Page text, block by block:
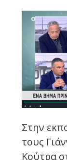
Στην
τους
Κούτρα